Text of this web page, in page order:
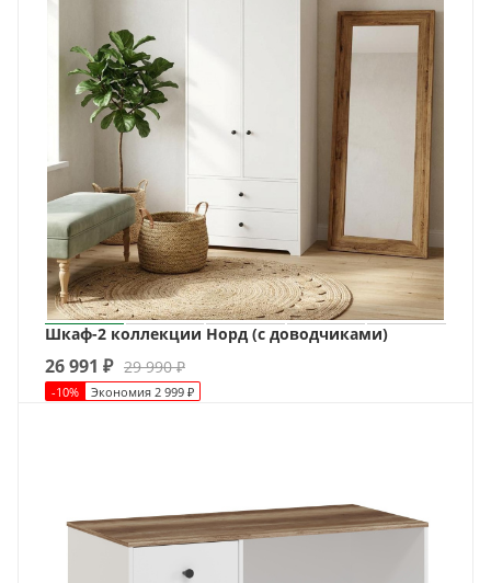
Шкаф-2 коллекции Норд (с доводчиками)
26 991 ₽ 29 990₽
-10% Экономия 2 999 ₽